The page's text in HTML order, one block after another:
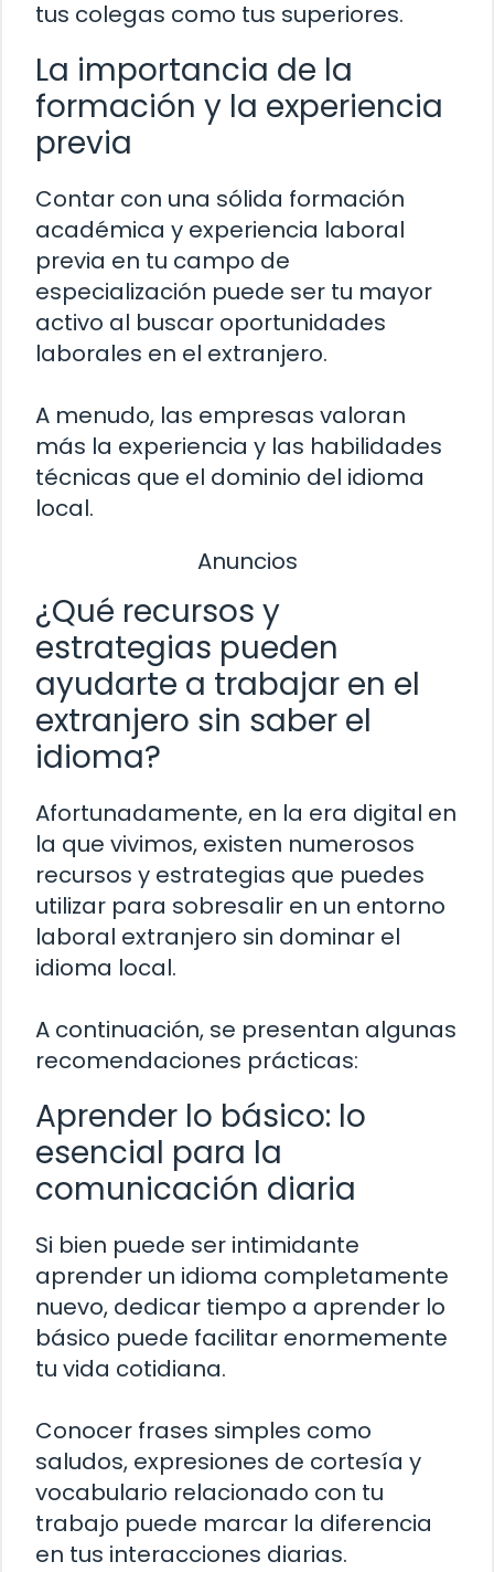
tus colegas como tus superiores.
La importancia de la
formación y la experiencia
previa
Contar con una sólida formación
académica y experiencia laboral
previa en tu campo de
especialización puede ser tu mayor
activo al buscar oportunidades
laborales en el extranjero.
A menudo, las empresas valoran
más la experiencia y las habilidades
técnicas que el dominio del idioma
local.
Anuncios
¿Qué recursos y
estrategias pueden
ayudarte a trabajar en el
extranjero sin saber el
idioma?
Afortunadamente, en la era digital en
la que vivimos, existen numerosos
recursos y estrategias que puedes
utilizar para sobresalir en un entorno
laboral extranjero sin dominar el
idioma local.
A continuación, se presentan algunas
recomendaciones prácticas:
Aprender lo básico: lo
esencial para la
comunicación diaria
Si bien puede ser intimidante
aprender un idioma completamente
nuevo, dedicar tiempo a aprender lo
básico puede facilitar enormemente
tu vida cotidiana.
Conocer frases simples como
saludos, expresiones de cortesía y
vocabulario relacionado con tu
trabajo puede marcar la diferencia
en tus interacciones diarias.